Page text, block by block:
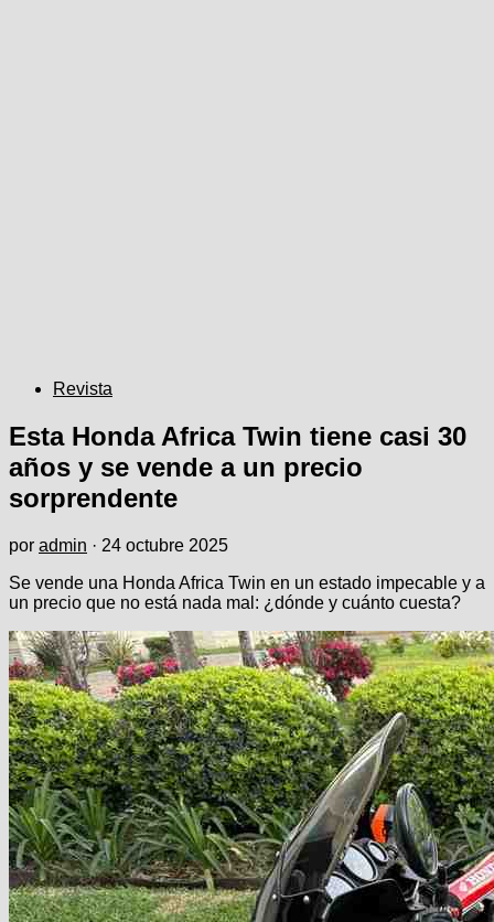
Revista
Esta Honda Africa Twin tiene casi 30
años y se vende a un precio
sorprendente
por admin · 24 octubre 2025
Se vende una Honda Africa Twin en un estado impecable y a
un precio que no está nada mal: ¿dónde y cuánto cuesta?